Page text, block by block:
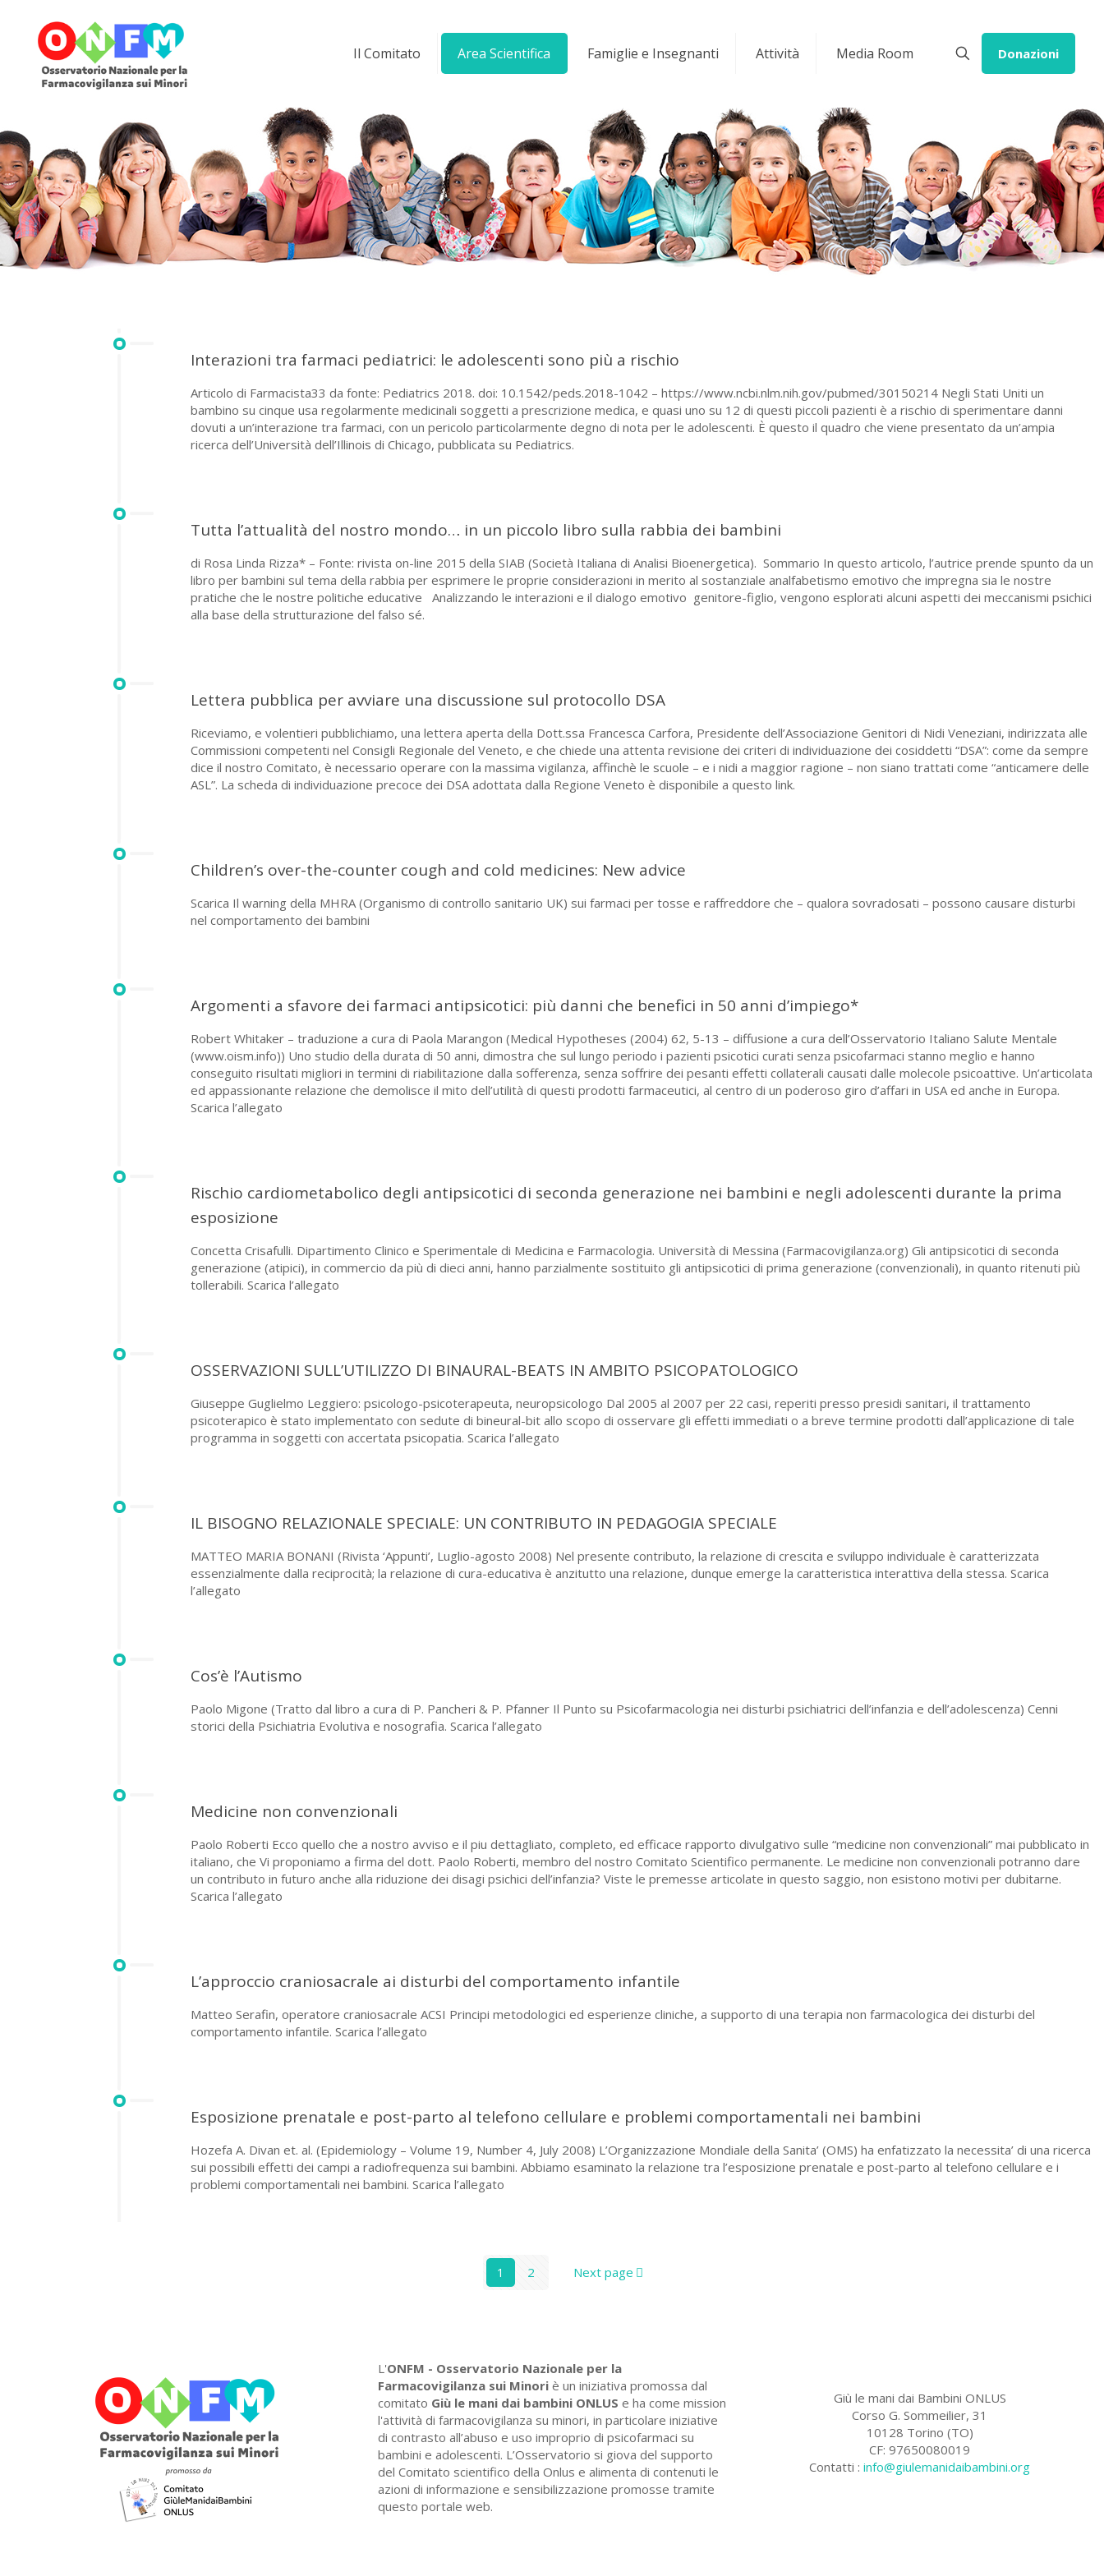
Il Comitato Area Scientifica Famiglie e Insegnanti Attività Media Room Donazioni
Interazioni tra farmaci pediatrici: le adolescenti sono più a rischio
Articolo di Farmacista33 da fonte: Pediatrics 2018. doi: 10.1542/peds.2018-1042 – https://www.ncbi.nlm.nih.gov/pubmed/30150214 Negli Stati Uniti un
bambino su cinque usa regolarmente medicinali soggetti a prescrizione medica, e quasi uno su 12 di questi piccoli pazienti è a rischio di sperimentare danni
dovuti a un’interazione tra farmaci, con un pericolo particolarmente degno di nota per le adolescenti. È questo il quadro che viene presentato da un’ampia
ricerca dell’Università dell’Illinois di Chicago, pubblicata su Pediatrics.
Tutta l’attualità del nostro mondo… in un piccolo libro sulla rabbia dei bambini
di Rosa Linda Rizza* – Fonte: rivista on-line 2015 della SIAB (Società Italiana di Analisi Bioenergetica). Sommario In questo articolo, l’autrice prende spunto da un
libro per bambini sul tema della rabbia per esprimere le proprie considerazioni in merito al sostanziale analfabetismo emotivo che impregna sia le nostre
pratiche che le nostre politiche educative Analizzando le interazioni e il dialogo emotivo genitore-figlio, vengono esplorati alcuni aspetti dei meccanismi psichici
alla base della strutturazione del falso sé.
Lettera pubblica per avviare una discussione sul protocollo DSA
Riceviamo, e volentieri pubblichiamo, una lettera aperta della Dott.ssa Francesca Carfora, Presidente dell’Associazione Genitori di Nidi Veneziani, indirizzata alle
Commissioni competenti nel Consigli Regionale del Veneto, e che chiede una attenta revisione dei criteri di individuazione dei cosiddetti “DSA”: come da sempre
dice il nostro Comitato, è necessario operare con la massima vigilanza, affinchè le scuole – e i nidi a maggior ragione – non siano trattati come “anticamere delle
ASL”. La scheda di individuazione precoce dei DSA adottata dalla Regione Veneto è disponibile a questo link.
Children’s over-the-counter cough and cold medicines: New advice
Scarica Il warning della MHRA (Organismo di controllo sanitario UK) sui farmaci per tosse e raffreddore che – qualora sovradosati – possono causare disturbi
nel comportamento dei bambini
Argomenti a sfavore dei farmaci antipsicotici: più danni che benefici in 50 anni d’impiego*
Robert Whitaker – traduzione a cura di Paola Marangon (Medical Hypotheses (2004) 62, 5-13 – diffusione a cura dell’Osservatorio Italiano Salute Mentale
(www.oism.info)) Uno studio della durata di 50 anni, dimostra che sul lungo periodo i pazienti psicotici curati senza psicofarmaci stanno meglio e hanno
conseguito risultati migliori in termini di riabilitazione dalla sofferenza, senza soffrire dei pesanti effetti collaterali causati dalle molecole psicoattive. Un’articolata
ed appassionante relazione che demolisce il mito dell’utilità di questi prodotti farmaceutici, al centro di un poderoso giro d’affari in USA ed anche in Europa.
Scarica l’allegato
Rischio cardiometabolico degli antipsicotici di seconda generazione nei bambini e negli adolescenti durante la prima
esposizione
Concetta Crisafulli. Dipartimento Clinico e Sperimentale di Medicina e Farmacologia. Università di Messina (Farmacovigilanza.org) Gli antipsicotici di seconda
generazione (atipici), in commercio da più di dieci anni, hanno parzialmente sostituito gli antipsicotici di prima generazione (convenzionali), in quanto ritenuti più
tollerabili. Scarica l’allegato
OSSERVAZIONI SULL’UTILIZZO DI BINAURAL-BEATS IN AMBITO PSICOPATOLOGICO
Giuseppe Guglielmo Leggiero: psicologo-psicoterapeuta, neuropsicologo Dal 2005 al 2007 per 22 casi, reperiti presso presidi sanitari, il trattamento
psicoterapico è stato implementato con sedute di bineural-bit allo scopo di osservare gli effetti immediati o a breve termine prodotti dall’applicazione di tale
programma in soggetti con accertata psicopatia. Scarica l’allegato
IL BISOGNO RELAZIONALE SPECIALE: UN CONTRIBUTO IN PEDAGOGIA SPECIALE
MATTEO MARIA BONANI (Rivista ‘Appunti’, Luglio-agosto 2008) Nel presente contributo, la relazione di crescita e sviluppo individuale è caratterizzata
essenzialmente dalla reciprocità; la relazione di cura-educativa è anzitutto una relazione, dunque emerge la caratteristica interattiva della stessa. Scarica
l’allegato
Cos’è l’Autismo
Paolo Migone (Tratto dal libro a cura di P. Pancheri & P. Pfanner Il Punto su Psicofarmacologia nei disturbi psichiatrici dell’infanzia e dell’adolescenza) Cenni
storici della Psichiatria Evolutiva e nosografia. Scarica l’allegato
Medicine non convenzionali
Paolo Roberti Ecco quello che a nostro avviso e il piu dettagliato, completo, ed efficace rapporto divulgativo sulle “medicine non convenzionali” mai pubblicato in
italiano, che Vi proponiamo a firma del dott. Paolo Roberti, membro del nostro Comitato Scientifico permanente. Le medicine non convenzionali potranno dare
un contributo in futuro anche alla riduzione dei disagi psichici dell’infanzia? Viste le premesse articolate in questo saggio, non esistono motivi per dubitarne.
Scarica l’allegato
L’approccio craniosacrale ai disturbi del comportamento infantile
Matteo Serafin, operatore craniosacrale ACSI Principi metodologici ed esperienze cliniche, a supporto di una terapia non farmacologica dei disturbi del
comportamento infantile. Scarica l’allegato
Esposizione prenatale e post-parto al telefono cellulare e problemi comportamentali nei bambini
Hozefa A. Divan et. al. (Epidemiology – Volume 19, Number 4, July 2008) L’Organizzazione Mondiale della Sanita’ (OMS) ha enfatizzato la necessita’ di una ricerca
sui possibili effetti dei campi a radiofrequenza sui bambini. Abbiamo esaminato la relazione tra l’esposizione prenatale e post-parto al telefono cellulare e i
problemi comportamentali nei bambini. Scarica l’allegato
1 2 Next page
L'ONFM - Osservatorio Nazionale per la
Farmacovigilanza sui Minori è un iniziativa promossa dal
comitato Giù le mani dai bambini ONLUS e ha come mission
l'attività di farmacovigilanza su minori, in particolare iniziative
di contrasto all’abuso e uso improprio di psicofarmaci su
bambini e adolescenti. L’Osservatorio si giova del supporto
del Comitato scientifico della Onlus e alimenta di contenuti le
azioni di informazione e sensibilizzazione promosse tramite
questo portale web.
Giù le mani dai Bambini ONLUS
Corso G. Sommeilier, 31
10128 Torino (TO)
CF: 97650080019
Contatti :info@giulemanidaibambini.org